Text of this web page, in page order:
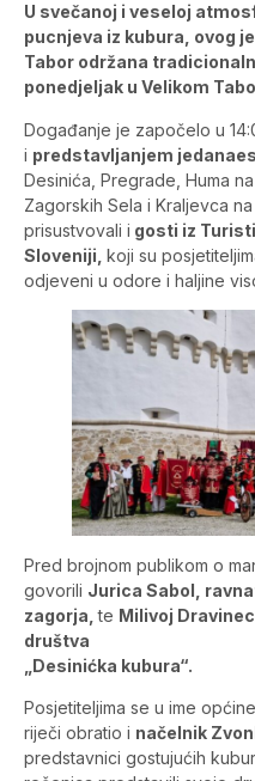
U svečanoj i veseloj
pucnjeva iz kubura, ovog
Tabor održana
ponedjeljak u Velikom
Događanje je započelo u
i predstavljanjem
Desinića, Pregrade, Huma
Zagorskih Sela i Kraljevca
prisustvovali i gosti iz
Sloveniji, koji su
odjeveni u odore i haljine
Pred brojnom publikom o
govorili Jurica Sabol,
zagorja,te Milivoj
društva
„Desinićka kubura“.
Posjetiteljima se u ime
riječi obratio i načelnik
predstavnici gostujućih